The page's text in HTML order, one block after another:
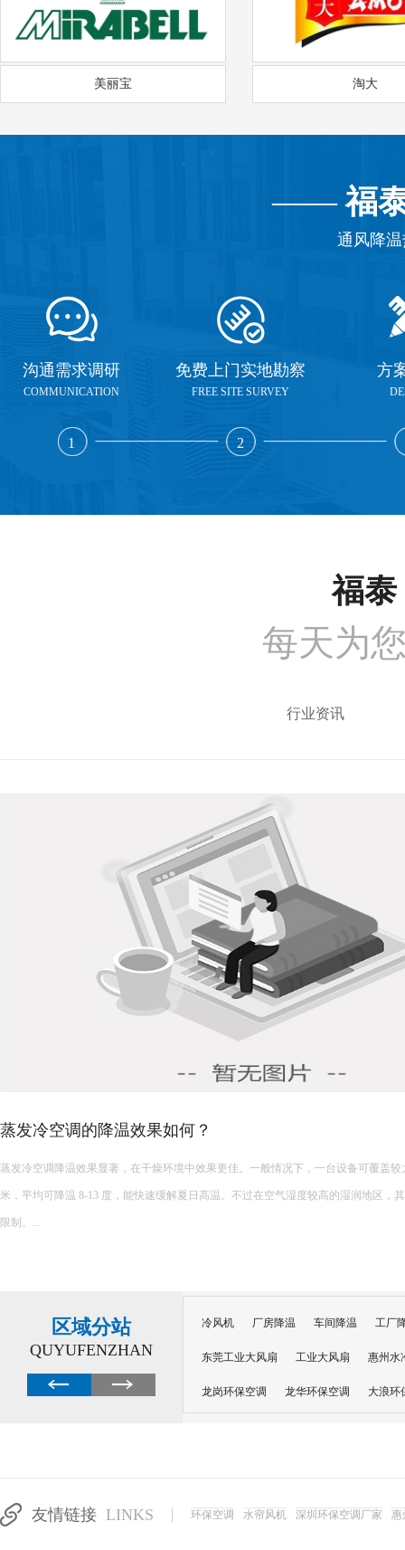
美丽宝 淘大
——福
通风降
沟通需求调研
COMMUNICATION
1
免费上门实地勘察
FREE SITE SURVEY
2
方
福泰
每天为
行业资讯
环保空调降温原理
环保空调的降温原理主要基于水蒸发吸热的特性，以下是对其降温原理的详细解释： 一、核心原理 环保空调
内部配置有湿润的过滤媒介，如湿帘或湿纱窗。当风扇吹出的风经过这些湿润的媒
区域分站
QUYUFENZHAN
冷风机 厂房降温 车间降温 工厂
东莞工业大风扇 工业大风扇 惠州水
龙岗环保空调 龙华环保空调 大浪环
友情链接 LINKS 环保空调 水帘风机 深圳环保空调厂家 惠